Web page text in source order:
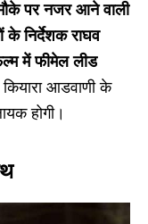
पर नजर आने वाली
के निर्देशक राघव
में फीमेल लीड
आडवाणी के
होगी।